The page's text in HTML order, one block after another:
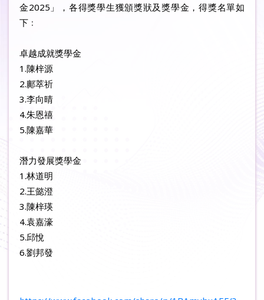
金2025」，各得獎學生獲頒獎狀及獎學金，得獎名單如
下﹕
卓越成就獎學金
1.陳梓源
2.鄺萃祈
3.李向晴
4.朱恩禧
5.陳嘉華
潛力發展獎學金
1.林道明
2.王懿澄
3.陳梓瑛
4.袁嘉濠
5.邱悅
6.劉邦發